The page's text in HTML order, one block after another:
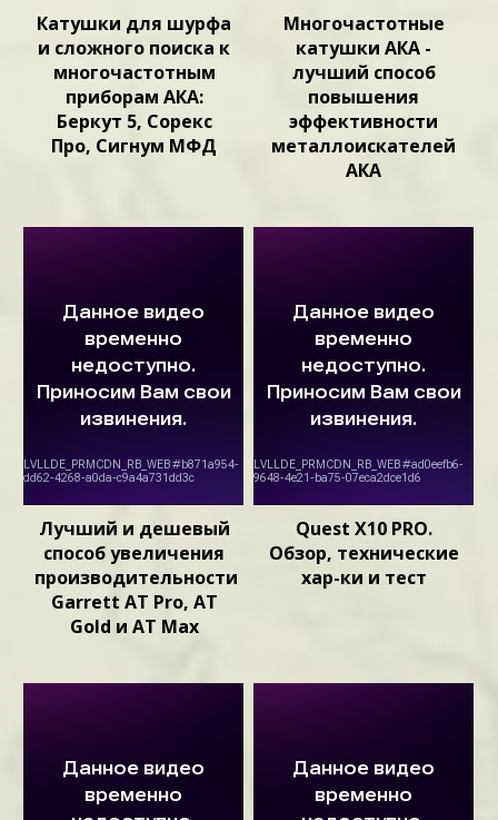
Катушки для шурфа
и сложного поиска к
многочастотным
приборам АКА:
Беркут 5, Сорекс
Про, Сигнум МФД
Многочастотные
катушки АКА -
лучший способ
повышения
эффективности
металлоискателей
АКА
Лучший и дешевый
способ увеличения
производительности
Garrett AT Pro, AT
Gold и AT Max
Quest X10 PRO.
Обзор, технические
хар-ки и тест